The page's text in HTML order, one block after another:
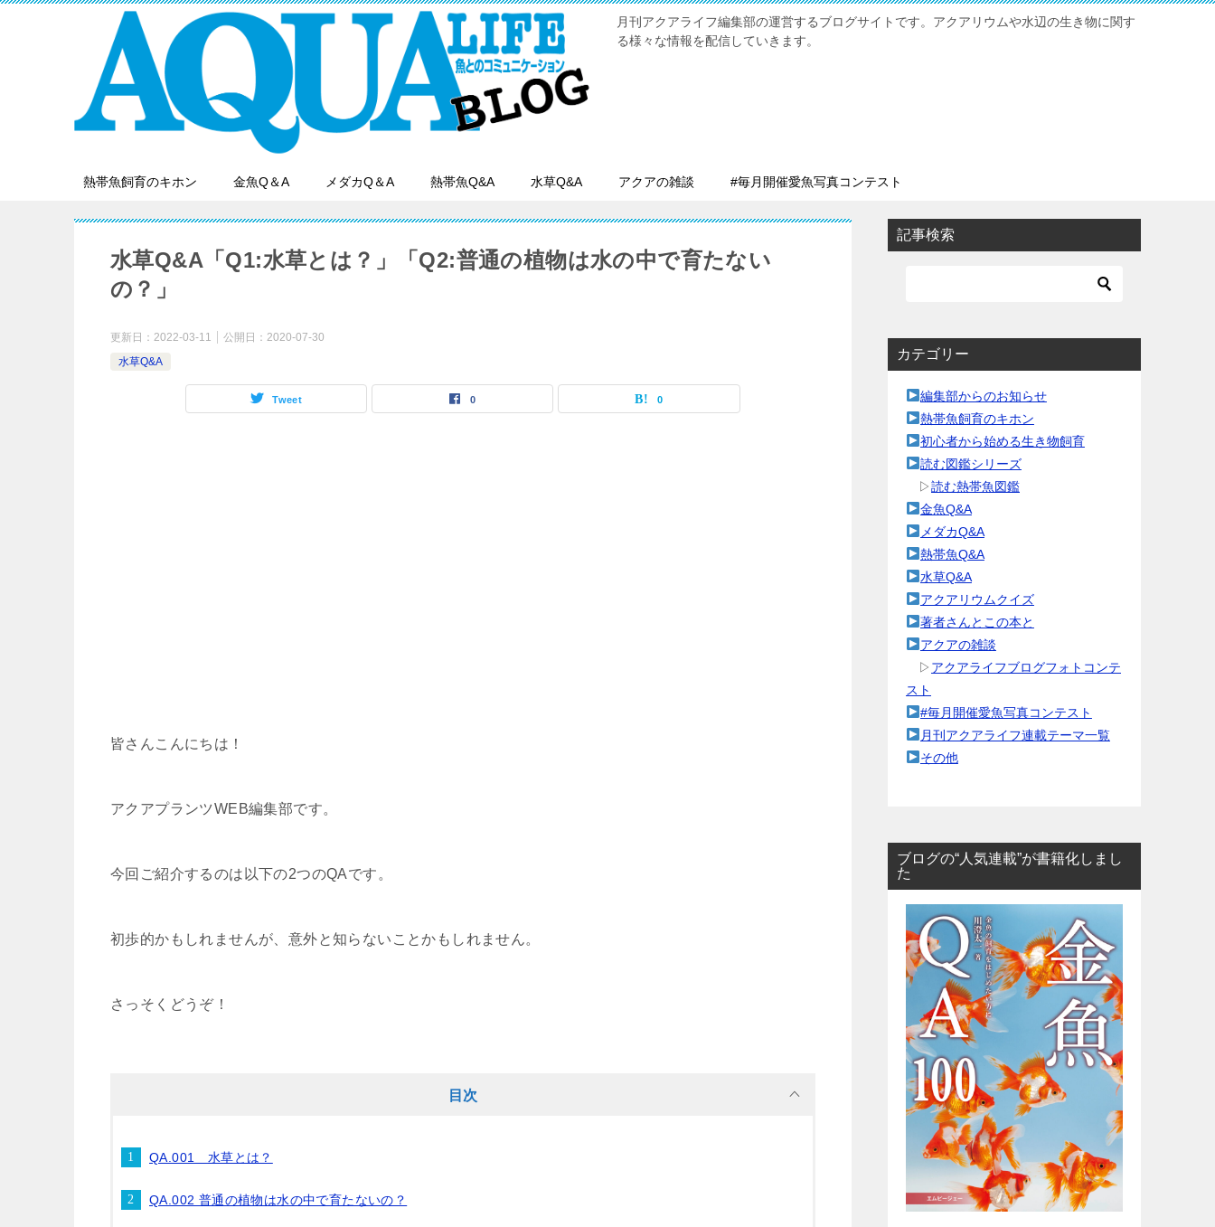
月刊アクアライフ編集部の運営するブログサイトです。アクアリウムや水辺の生き物に関す
る様々な情報を配信していきます。
熱帯魚飼育のキホン 金魚Q＆A メダカQ＆A 熱帯魚Q&A 水草Q&A アクアの雑談 #毎月開催愛魚写真コンテスト
水草Q&A「Q1:水草とは？」「Q2:普通の植物は水の中で育たない
の？」
更新日： 2022-03-11 公開日： 2020-07-30
水草Q&A
Tweet 0 0
皆さんこんにちは！
アクアプランツWEB編集部です。
今回ご紹介するのは以下の2つのQAです。
初歩的かもしれませんが、意外と知らないことかもしれません。
さっそくどうぞ！
目次
QA.001 水草とは？
QA.002 普通の植物は水の中で育たないの？
記事検索
カテゴリー
編集部からのお知らせ
熱帯魚飼育のキホン
初心者から始める生き物飼育
読む図鑑シリーズ
▷読む熱帯魚図鑑
金魚Q&A
メダカQ&A
熱帯魚Q&A
水草Q&A
アクアリウムクイズ
著者さんとこの本と
アクアの雑談
▷ アクアライフブログフォトコンテ
スト
#毎月開催愛魚写真コンテスト
月刊アクアライフ連載テーマ一覧
その他
ブログの“人気連載”が書籍化しまし
た